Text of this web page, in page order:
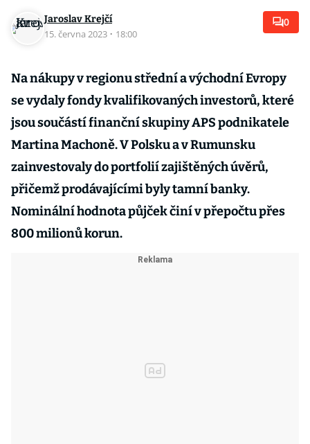
Jaroslav Krejčí
15. června 2023 · 18:00
0
Na nákupy v regionu střední a východní Evropy
se vydaly fondy kvalifikovaných investorů, které
jsou součástí finanční skupiny APS podnikatele
Martina Machoně. V Polsku a v Rumunsku
zainvestovaly do portfolií zajištěných úvěrů,
přičemž prodávajícími byly tamní banky.
Nominální hodnota půjček činí v přepočtu přes
800 milionů korun.